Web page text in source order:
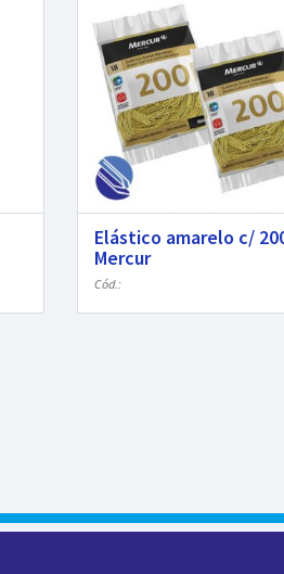
Elástico amarelo c/
Mercur
Cód.: